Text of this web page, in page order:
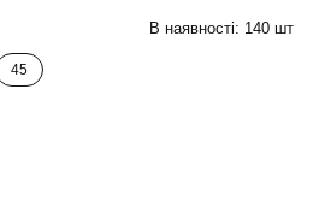
В наявності: 140 шт
45